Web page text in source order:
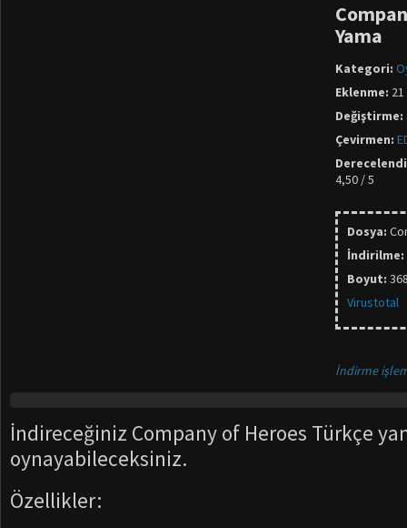
Yama
Kategori:
Eklenme:
Değiştirme:
Çevirmen:
4,50 / 5
Dosya:
İndirilme:
Boyut:
Virustotal
İndirme
İndireceğiniz Company of Heroes Türkçe
oynayabileceksiniz.
Özellikler: